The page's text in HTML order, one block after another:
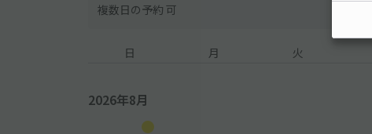
複数日の予約 可
日 月 火
2026年8月